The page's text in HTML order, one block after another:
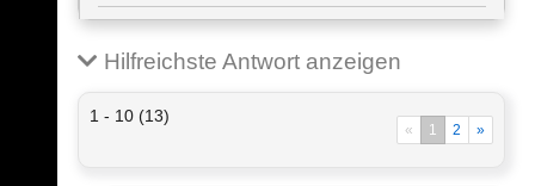
Hilfreichste Antwort anzeigen
1 - 10 (13)
« 1 2 »